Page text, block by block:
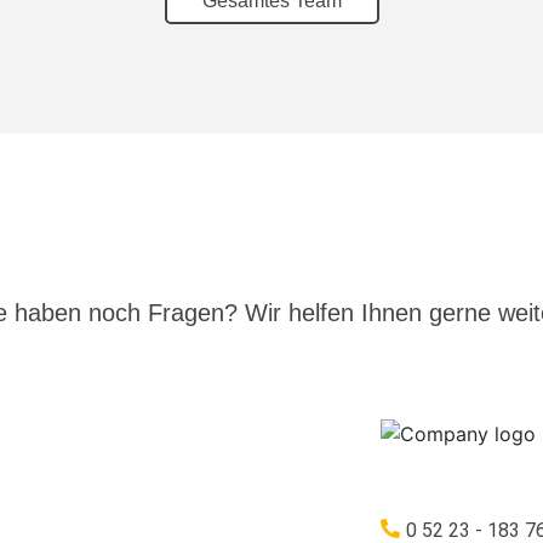
haben noch Fragen? Wir helfen Ihnen gerne
0 52 23 - 183